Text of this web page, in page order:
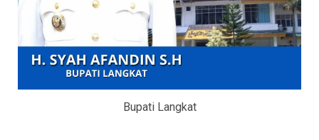
Bupati Langkat